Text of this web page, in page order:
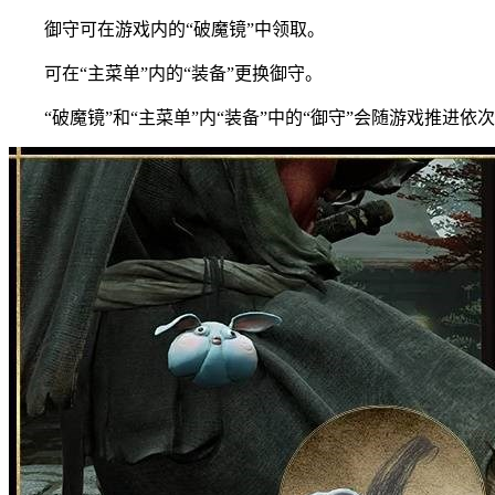
御守可在游戏内的“破魔镜”中领取。
可在“主菜单”内的“装备”更换御守。
“破魔镜”和“主菜单”内“装备”中的“御守”会随游戏推进依